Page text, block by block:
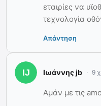
εταιρίες να
τεχνολογία
Απάντηση
Ιωάννης jb 9
Αμάν με τις